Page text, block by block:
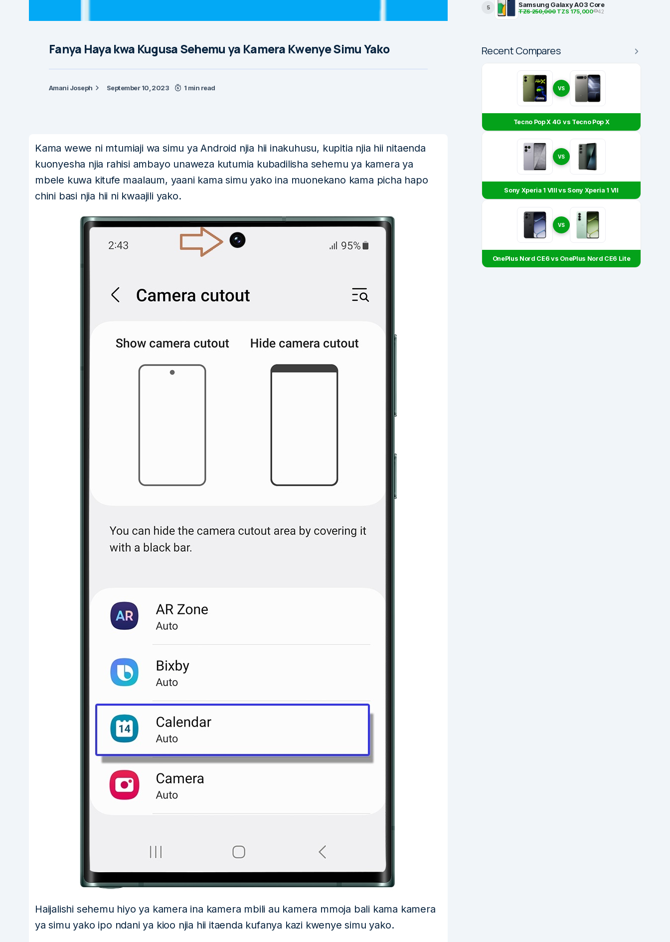
Fanya Haya kwa Kugusa Sehemu ya Kamera Kwenye Simu Yako
Amani Joseph September 10, 2023 1 min read
Kama wewe ni mtumiaji wa simu ya Android njia hii inakuhusu, kupitia njia hii nitaenda
kuonyesha njia rahisi ambayo unaweza kutumia kubadilisha sehemu ya kamera ya
mbele kuwa kitufe maalaum, yaani kama simu yako ina muonekano kama picha hapo
chini basi njia hii ni kwaajili yako.
Haijalishi sehemu hiyo ya kamera ina kamera mbili au kamera mmoja bali kama kamera
ya simu yako ipo ndani ya kioo njia hii itaenda kufanya kazi kwenye simu yako.
5 Samsung Galaxy A03 Core
TZS 250,000TZS 175,000 42
Recent Compares
VS
Tecno Pop X 4G vs Tecno Pop X
VS
Sony Xperia 1 VIII vs Sony Xperia 1 VII
VS
OnePlus Nord CE6 vs OnePlus Nord CE6 Lite